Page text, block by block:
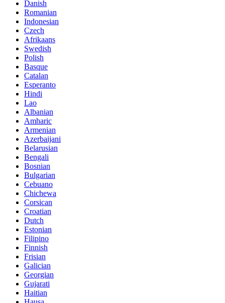
Danish
Romanian
Indonesian
Czech
Afrikaans
Swedish
Polish
Basque
Catalan
Esperanto
Hindi
Lao
Albanian
Amharic
Armenian
Azerbaijani
Belarusian
Bengali
Bosnian
Bulgarian
Cebuano
Chichewa
Corsican
Croatian
Dutch
Estonian
Filipino
Finnish
Frisian
Galician
Georgian
Gujarati
Haitian